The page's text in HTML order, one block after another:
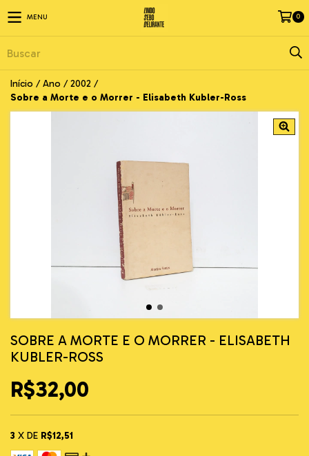
MENU 0
Início / Ano / 2002 /
Sobre a Morte e o Morrer - Elisabeth Kubler-Ross
SOBRE A MORTE E O MORRER - ELISABETH
KUBLER-ROSS
R$32,00
3 X DE R$12,51